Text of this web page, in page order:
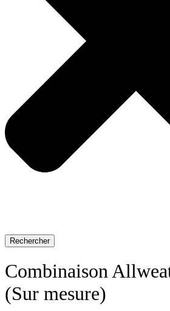
Rechercher
Combinaison
(Sur mesure)